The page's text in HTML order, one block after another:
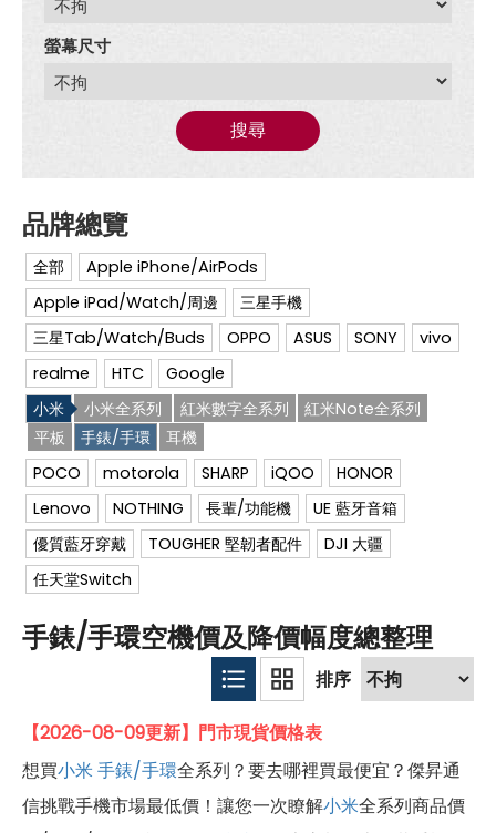
螢幕尺寸
搜尋
全部
Apple iPhone/AirPods
Apple iPad/Watch/周邊
三星手機
三星Tab/Watch/Buds
OPPO ASUS SONY
vivo
realme
HTC
Google
小米
小米全系列 紅米數字全系列
紅米Note全系列
平板
手錶/手環
耳機
POCO
motorola SHARP iQOO
HONOR
Lenovo
NOTHING 長輩/功能機
UE 藍牙音箱
優質藍牙穿戴
TOUGHER 堅韌者配件
DJI 大疆
任天堂Switch
手錶/手環空機價及降價幅度總整理
【2026-08-09更新】門市現貨價格表
想買小米 手錶/手環全系列？要去哪裡買最便宜？傑昇通
信挑戰手機市場最低價！讓您一次瞭解小米全系列商品價